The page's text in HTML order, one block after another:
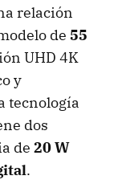
relación
de 55
UHD 4K
y
tecnología
dos
de 20 W
.